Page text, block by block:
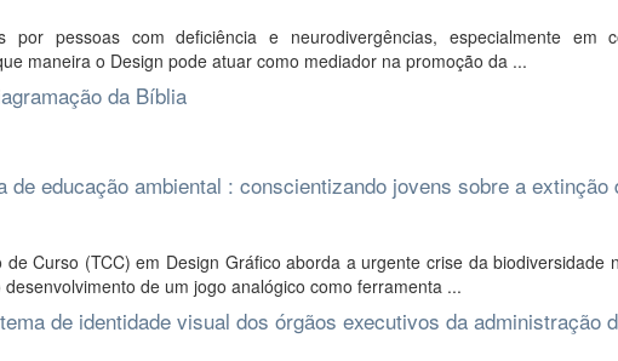
por pessoas com deficiência e neurodivergências, especialmente em
maneira o Design pode atuar como mediador na promoção da ...
da Bíblia
de educação ambiental : conscientizando jovens sobre a extinção
Curso (TCC) em Design Gráfico aborda a urgente crise da biodiversidade
de um jogo analógico como ferramenta ...
de identidade visual dos órgãos executivos da administração